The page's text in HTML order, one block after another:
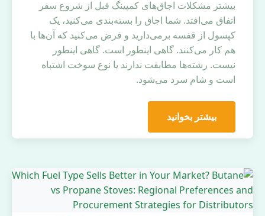
بیشتر مشکلات اجاق‌های کمپینگ قبل از شروع سفر
اتفاق می‌افتد. شما اجاق را بسته‌بندی می‌کنید، یک
کپسول از قفسه برمی‌دارید و فرض می‌کنید که آن‌ها با
هم کار می‌کنند. گاهی اینطور است. گاهی اینطور
نیست. رشته‌ها مطابقت ندارند یا نوع سوخت اشتباه
است و شام سرد می‌شود.
بیشتر بخوانید